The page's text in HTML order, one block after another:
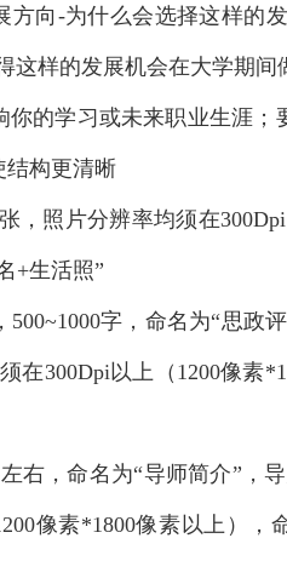
方向-为什么会选择这样的
这样的发展机会在大学期
你的学习或未来职业生涯；
结构更清晰
，照片分辨率均须在
+生活照”
500~1000字，命名为“思政
在300Dpi以上（1200像素
右，命名为“导师简介”，
像素*1800像素以上），